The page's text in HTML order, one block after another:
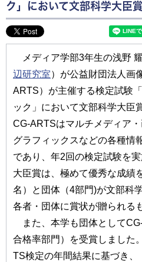
ク」において文部科学大臣
メディア学部3年生の浅野
辺研究室）が公益財団法人画
ARTS）が主催する検定試験
ック」において文部科学大臣
CG-ARTSはマルチメディア
グラフィックスなどの各種情
であり、年2回の検定試験を
大臣賞は、極めて優秀な成績
名）と団体（4部門)が文部科
各者・団体に賞状が贈られる
また、本学も団体として
合格率部門）を受賞しました
TS検定の年間結果に基づき、